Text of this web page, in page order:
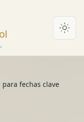
fechas clave